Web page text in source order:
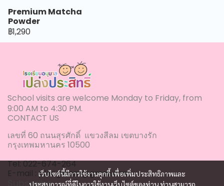
Premium Matcha
Powder
฿1,290
เว็บไซต์นี้มีการใช้งานคุกกี้ เพื่อเพิ่มประสิทธิภาพและ
ประสบการณ์ที่ดีในการใช้งานเว็บไซต์ของท่าน ท่านสามารถ
School visits are welcome Monday to Friday, from
9:00 AM to 4:30 PM.
CONTACT US
เลขที่ 60 ถนนสุรศักดิ์ แขวงสีลม เขตบางรัก
กรุงเทพมหานคร 10500
Tel: 022-674-264
E-mail : plengsilom@gmail.com
Subscribe